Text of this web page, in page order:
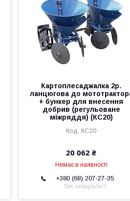
Картоплесаджалка 2р.
ланцюгова до
+ бункер для внесення
добрив (регульоване
міжряддя) (КС20)
КС20
20 062 ₴
Немає в наявності
+380 (68) 207-27-35
Тех спеціаліст